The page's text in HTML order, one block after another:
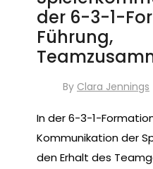
der 6-3-1-
Führung,
By Clara Jennings
In der 6-3-1-
Kommunikation der
den Erhalt des